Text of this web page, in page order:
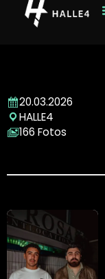
20.03.2026
HALLE4
166 Fotos